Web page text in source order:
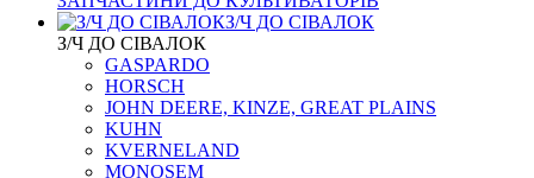
З/Ч ДО СІВАЛОК
З/Ч ДО СІВАЛОК
GASPARDO
HORSCH
JOHN DEERE, KINZE, GREAT PLAINS
KUHN
KVERNELАND
MONOSEM